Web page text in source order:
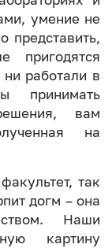
умение не
представить,
пригодятся
работали в
принимать
вам
на
так
догм – она
Наши
картину